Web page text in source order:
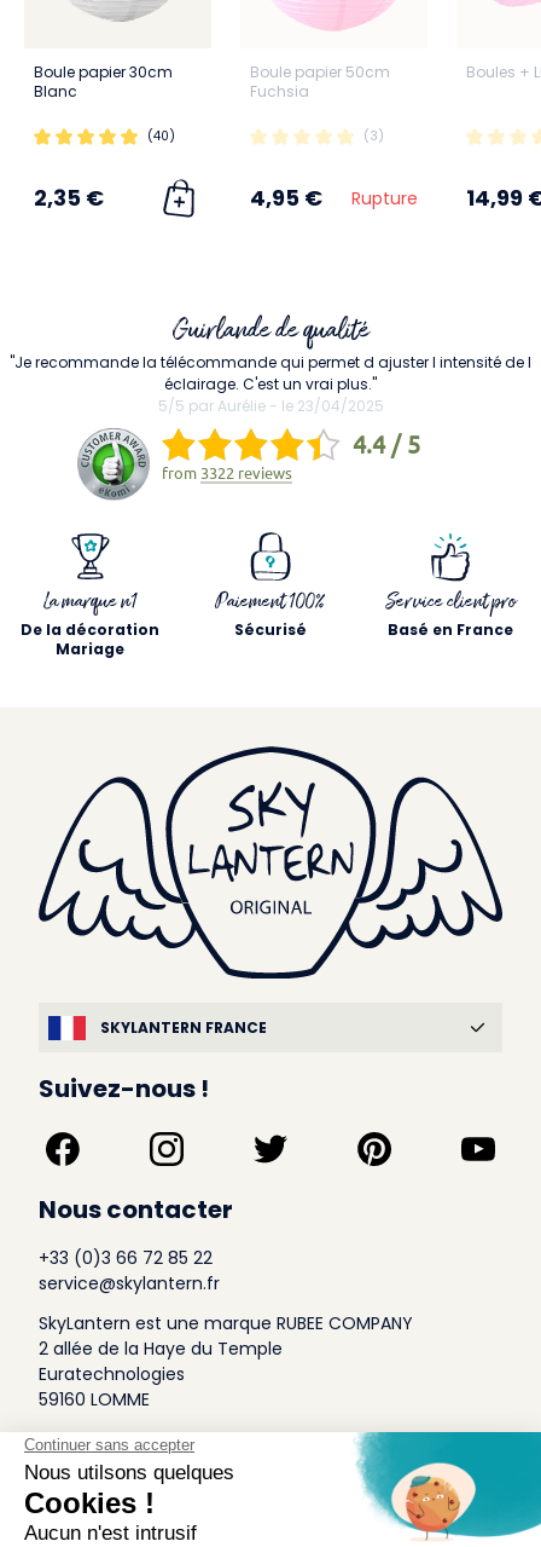
Boule papier 30cm
Blanc
(40)
2,35 €
Boule papier 50cm
Fuchsia
(3)
4,95 € Rupture
Boules +
14,99
La marque n1
De la décoration
Mariage
Paiement 100%
Sécurisé
Service client pro
Basé en France
Guirlande de qualité
"Je recommande la télécommande qui permet d ajuster l intensité de l
éclairage. C'est un vrai plus."
5/5 par Aurélie - le 23/04/2025
4.4 / 5
from 3322 reviews
SKYLANTERN FRANCE
Suivez-nous !
Nous contacter
+33 (0)3 66 72 85 22
service@skylantern.fr
SkyLantern est une marque RUBEE COMPANY
2 allée de la Haye du Temple
Euratechnologies
59160 LOMME
A Propos
Qui sommes-nous
Conditions générales de Vente